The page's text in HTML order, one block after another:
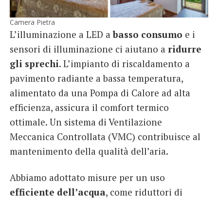
Camera Pietra
L’illuminazione a LED abasso consumo e i
sensori di illuminazione ci aiutano a ridurre
gli sprechi. L’impianto di riscaldamento a
pavimento radiante a bassa temperatura,
alimentato da una Pompa di Calore ad alta
efficienza, assicura il comfort termico
ottimale. Un sistema di Ventilazione
Meccanica Controllata (VMC) contribuisce al
mantenimento della qualità dell’aria.
Abbiamo adottato misure per un uso
efficiente dell’acqua, come riduttori di